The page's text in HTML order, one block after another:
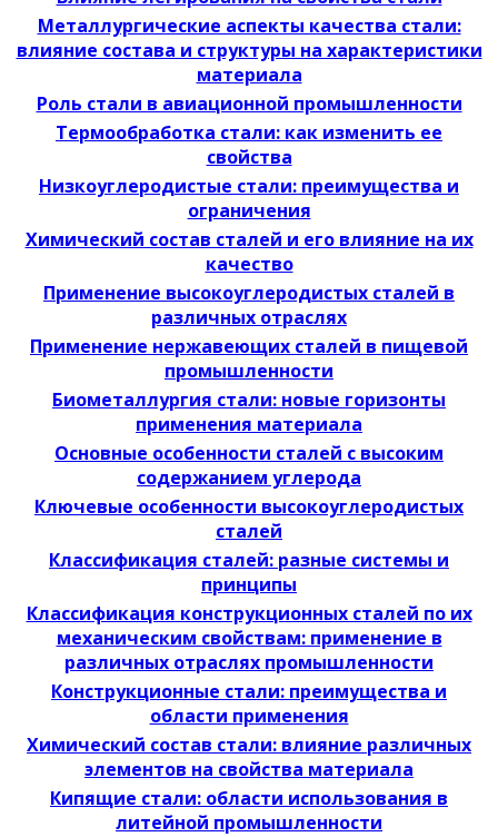
Металлургические аспекты качества стали:
влияние состава и структуры на характеристики
материала
Роль стали в авиационной промышленности
Термообработка стали: как изменить ее
свойства
Низкоуглеродистые стали: преимущества и
ограничения
Химический состав сталей и его влияние на их
качество
Применение высокоуглеродистых сталей в
различных отраслях
Применение нержавеющих сталей в пищевой
промышленности
Биометаллургия стали: новые горизонты
применения материала
Основные особенности сталей с высоким
содержанием углерода
Ключевые особенности высокоуглеродистых
сталей
Классификация сталей: разные системы и
принципы
Классификация конструкционных сталей по их
механическим свойствам: применение в
различных отраслях промышленности
Конструкционные стали: преимущества и
области применения
Химический состав стали: влияние различных
элементов на свойства материала
Кипящие стали: области использования в
литейной промышленности